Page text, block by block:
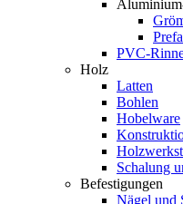
PVC-
Holz
Latten
Bohlen
Hobelware
Schalung
Befestigungen
Nägel und